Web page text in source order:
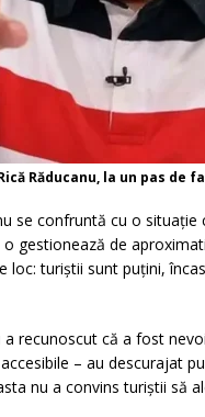
Răducanu, la un pas de
se confruntă cu o
o gestionează de
loc: turiștii sunt puțini,
recunoscut că a fost
– au descurajat
nu a convins turiștii să